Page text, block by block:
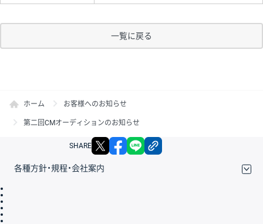
一覧に戻る
ホーム お客様へのお知らせ
第二回CMオーディションのお知らせ
SHARE X facebook
各種方針・規程・会社案内